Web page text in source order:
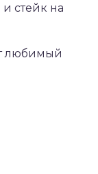
стейк на
любимый